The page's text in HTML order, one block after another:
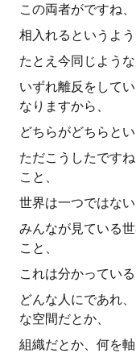
この両者がですね、
相入れるというよ
たとえ今同じよう
いずれ離反をして
なりますから、
どちらがどちらと
ただこうしたです
こと、
世界は一つではな
みんなが見ている
こと、
これは分かってい
どんな人にであれ
な空間だとか、
組織だとか、何を